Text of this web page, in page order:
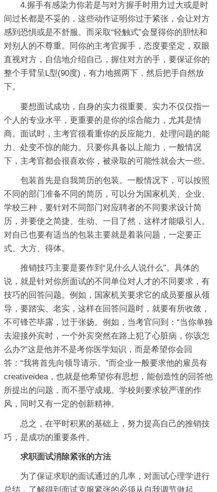
4.握手有感染力你若是与对方握手时用力过大或是时
间过长都是不妥的，这些动作证明你过于紧张，会让对方
感到恐惧或是不舒服。而采取“轻触式”会显得你的胆怯和
对别人的不尊重。同你的主考官握手，态度要坚定，双眼
直视对方，自信地介绍自己，握住对方的手，要保证你的
整个手臂呈L型(90度)，有力地摇两下，然后把手自然放
下。
要想面试成功，自身的实力很重要。实力不仅仅指一
个人的专业水平，更重要的是你的综合能力，尤其是情
商。面试时，主考官很看重你的反应能力、处理问题的能
力、处变不惊的能力。只要你具备以上能力，一般情况
下，主考官都会很喜欢你，被录取的可能性就会大一些。
包装首先是自我简历的包装。一般情况下，可以按照
不同的部门准备不同的简历，可以分为国家机关、企业、
学校三种，要针对不同部门对应聘者的不同要求设计简
历，并要使之简捷、生动、一目了然，这样才能吸引人。
对自己也要有适当的包装主要就是着装问题，一定要正
式、大方、得体。
推销技巧主要是要作到“见什么人说什么”。具体的
说，就是针对你所面试的不同单位对人才的不同要求，有
技巧的回答问题。例如，国家机关要求它的成员要服从领
导，要踏实、老实，这样在回答问题时，就要有所收敛，
不可锋芒毕露，过于张扬。例如，当考官问到：“当你单独
去迎接外宾时，一个外宾突然在路上犯了心脏病，你该怎
么办?”这是他并不是考你医学知识，而是希望你会回
答：“我将首先向领导请示。”而企业一般要求他的雇员有
creativeidea，也就是他希望你有思想，能创造性的回答他
所提出的问题，而不墨守成规。学校则要求较严谨的作
风，同时又有一定的创新精神。
总之，在平时积累的基础上，努力提高自己的推销技
巧，是成功的重要条件。
求职面试消除紧张的方法
为了保证求职的面试通过的几率，对面试心理学进行
总结，了解得到面试克服紧张的必须从自我调节做起